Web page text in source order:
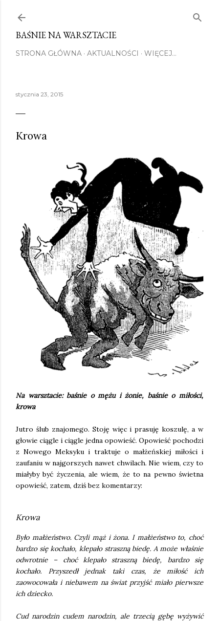
BAŚNIE NA WARSZTACIE
STRONA GŁÓWNA AKTUALNOŚCI WIĘCEJ…
stycznia 23, 2015
Krowa
Na warsztacie: baśnie o mężu i żonie, baśnie o miłości,
krowa
Jutro ślub znajomego. Stoję więc i prasuję koszulę, a w
głowie ciągle i ciągle jedna opowieść. Opowieść pochodzi
z Nowego Meksyku i traktuje o małżeńskiej miłości i
zaufaniu w najgorszych nawet chwilach. Nie wiem, czy to
miałyby być życzenia, ale wiem, że to na pewno świetna
opowieść, zatem, dziś bez komentarzy:
Krowa
Było małżeństwo. Czyli mąż i żona. I małżeństwo to, choć
bardzo się kochało, klepało straszną biedę. A może właśnie
odwrotnie – choć klepało straszną biedę, bardzo się
kochało. Przyszedł jednak taki czas, że miłość ich
zaowocowała i niebawem na świat przyjść miało pierwsze
ich dziecko.
Cud narodzin cudem narodzin, ale trzecią gębę wyżywić